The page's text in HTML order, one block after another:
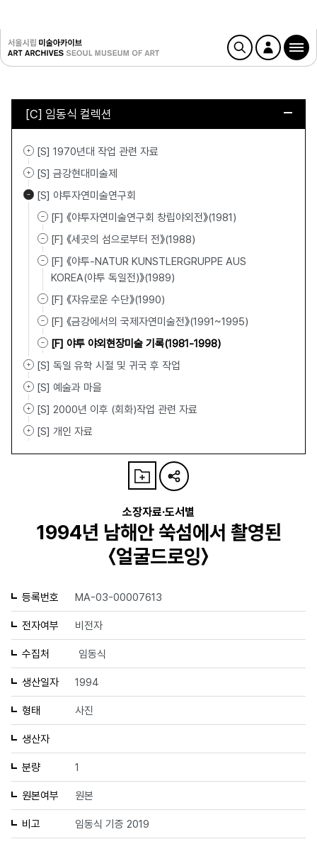
[C] 임동식 컬렉션
[S] 1970년대 작업 관련 자료
[S] 금강현대미술제
[S] 야투자연미술연구회
[F] 《야투자연미술연구회 창립야외전》(1981)
[F] 《세곳의 섬으로부터 전》(1988)
[F] 《야투-NATUR KUNSTLERGRUPPE AUS
KOREA(야투 독일전)》(1989)
[F] 《자유로운 수단》(1990)
[F] 《금강에서의 국제자연미술전》(1991~1995)
[F] 야투 야외현장미술 기록(1981-1998)
[S] 독일 유학 시절 및 귀국 후 작업
[S] 예술과 마을
[S] 2000년 이후 (회화)작업 관련 자료
[S] 개인 자료
소장자료·도서별
1994년 남해안 쑥섬에서 촬영된
〈얼굴드로잉〉
등록번호 MA-03-00007613
전자여부 비전자
수집처 임동식
생산일자 1994
형태 사진
생산자
분량 1
원본여부 원본
비고 임동식 기증 2019